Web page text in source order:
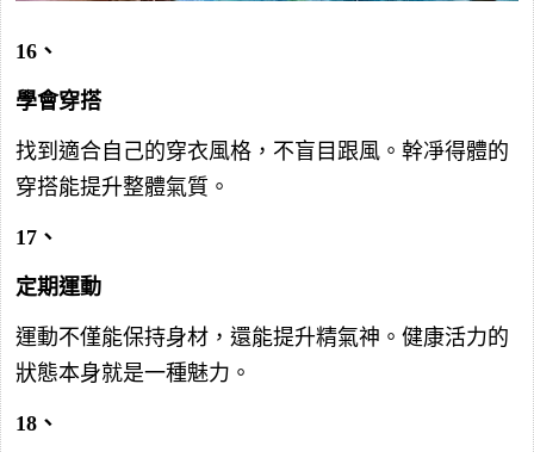
16、
學會穿搭
找到適合自己的穿衣風格，不盲目跟風。幹凈得體的
穿搭能提升整體氣質。
17、
定期運動
運動不僅能保持身材，還能提升精氣神。健康活力的
狀態本身就是一種魅力。
18、